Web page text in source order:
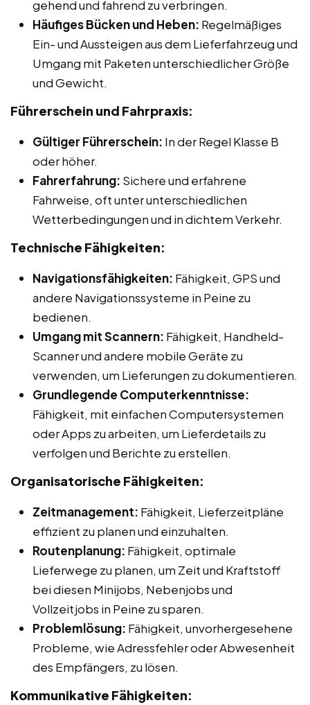
gehend und fahrend zu verbringen.
Häufiges Bücken und Heben: Regelmäßiges
Ein- und Aussteigen aus dem Lieferfahrzeug und
Umgang mit Paketen unterschiedlicher Größe
und Gewicht.
Führerschein und Fahrpraxis:
Gültiger Führerschein: In der Regel Klasse B
oder höher.
Fahrerfahrung: Sichere und erfahrene
Fahrweise, oft unter unterschiedlichen
Wetterbedingungen und in dichtem Verkehr.
Technische Fähigkeiten:
Navigationsfähigkeiten: Fähigkeit, GPS und
andere Navigationssysteme in Peine zu
bedienen.
Umgang mit Scannern: Fähigkeit, Handheld-
Scanner und andere mobile Geräte zu
verwenden, um Lieferungen zu dokumentieren.
Grundlegende Computerkenntnisse:
Fähigkeit, mit einfachen Computersystemen
oder Apps zu arbeiten, um Lieferdetails zu
verfolgen und Berichte zu erstellen.
Organisatorische Fähigkeiten:
Zeitmanagement: Fähigkeit, Lieferzeitpläne
effizient zu planen und einzuhalten.
Routenplanung: Fähigkeit, optimale
Lieferwege zu planen, um Zeit und Kraftstoff
bei diesen Minijobs, Nebenjobs und
Vollzeitjobs in Peine zu sparen.
Problemlösung: Fähigkeit, unvorhergesehene
Probleme, wie Adressfehler oder Abwesenheit
des Empfängers, zu lösen.
Kommunikative Fähigkeiten: